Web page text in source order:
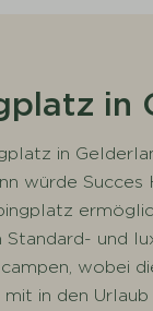
in
in
würde
Standard- und
wobei
in den